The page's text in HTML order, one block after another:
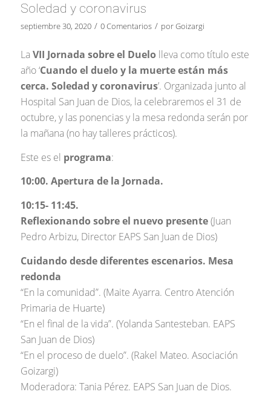
Soledad y coronavirus
septiembre 30, 2020 / 0 Comentarios / porGoizargi
La VII Jornada sobre el Duelolleva como título este
año ‘Cuando el duelo y la muerte están más
cerca. Soledad y coronavirus’. Organizada junto al
Hospital San Juan de Dios, la celebraremos el 31 de
octubre, y las ponencias y la mesa redonda serán por
la mañana (no hay talleres prácticos).
Este es el programa:
10:00. Apertura de la Jornada.
10:15- 11:45.
Reflexionando sobre el nuevo presente(Juan
Pedro Arbizu, Director EAPS San Juan de Dios)
Cuidando desde diferentes escenarios. Mesa
redonda
“En la comunidad”. (Maite Ayarra. Centro Atención
Primaria de Huarte)
“En el final de la vida”. (Yolanda Santesteban. EAPS
San Juan de Dios)
“En el proceso de duelo”. (Rakel Mateo. Asociación
Goizargi)
Moderadora: Tania Pérez. EAPS San Juan de Dios.